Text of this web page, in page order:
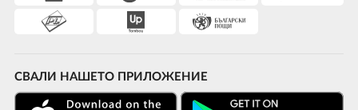
СВАЛИ НАШЕТО ПРИЛОЖЕНИЕ